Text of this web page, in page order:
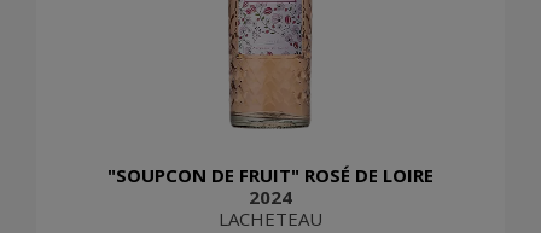
"SOUPCON DE FRUIT" ROSÉ DE LOIRE
2024
LACHETEAU